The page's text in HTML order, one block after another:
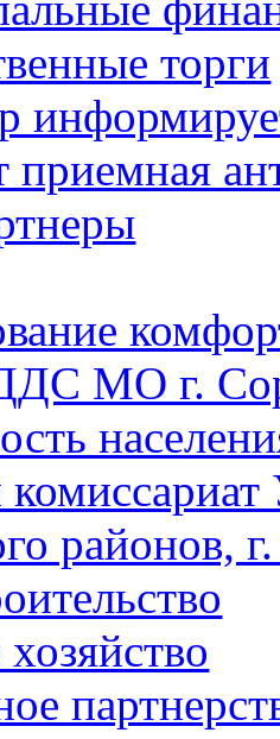
торги
приемная
МО г.
районов,